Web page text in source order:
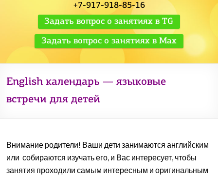
+7-917-918-85-16
Задать вопрос о занятиях в TG
Задать вопрос о занятиях в Max
English календарь — языковые
встречи для детей
Внимание родители! Ваши дети занимаются английским
или собираются изучать его, и Вас интересует, чтобы
занятия проходили самым интересным и оригинальным